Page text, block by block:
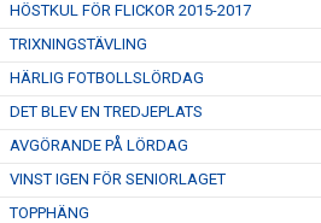
HÖSTKUL FÖR FLICKOR 2015-2017
TRIXNINGSTÄVLING
HÄRLIG FOTBOLLSLÖRDAG
DET BLEV EN TREDJEPLATS
AVGÖRANDE PÅ LÖRDAG
VINST IGEN FÖR SENIORLAGET
TOPPHÄNG